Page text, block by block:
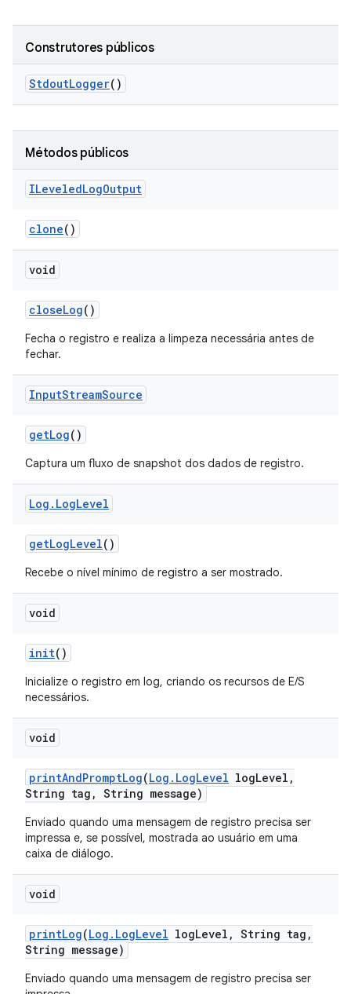
Construtores públicos
StdoutLogger()
Métodos públicos
ILeveledLogOutput
clone()
void
closeLog()
Fecha o registro e realiza a limpeza necessária antes de
fechar.
InputStreamSource
getLog()
Captura um fluxo de snapshot dos dados de registro.
Log . LogLevel
getLogLevel()
Recebe o nível mínimo de registro a ser mostrado.
void
init()
Inicialize o registro em log, criando os recursos de E/S
necessários.
void
printAndPromptLog(Log . LogLevel logLevel ,
String tag , String message)
Enviado quando uma mensagem de registro precisa ser
impressa e, se possível, mostrada ao usuário em uma
caixa de diálogo.
void
printLog(Log . LogLevel logLevel , String tag ,
String message)
Enviado quando uma mensagem de registro precisa ser